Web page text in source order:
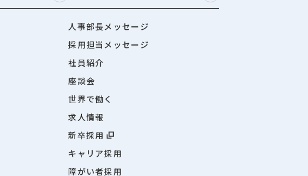
人事部長メッセージ
採用担当メッセージ
社員紹介
座談会
世界で働く
求人情報
新卒採用
キャリア採用
障がい者採用